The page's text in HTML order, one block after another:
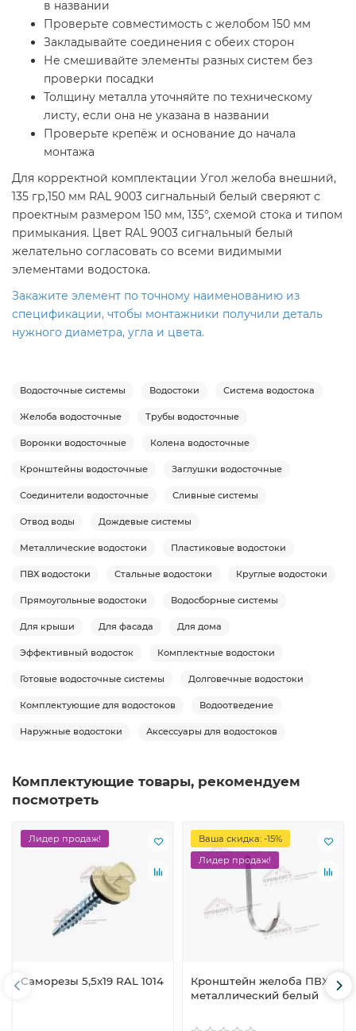
в названии
Проверьте совместимость с желобом 150 мм
Закладывайте соединения с обеих сторон
Не смешивайте элементы разных систем без
проверки посадки
Толщину металла уточняйте по техническому
листу, если она не указана в названии
Проверьте крепёж и основание до начала
монтажа
Для корректной комплектации Угол желоба внешний,
135 гр,150 мм RAL 9003 сигнальный белый сверяют с
проектным размером 150 мм, 135°, схемой стока и типом
примыкания. Цвет RAL 9003 сигнальный белый
желательно согласовать со всеми видимыми
элементами водостока.
Закажите элемент по точному наименованию из
спецификации, чтобы монтажники получили деталь
нужного диаметра, угла и цвета.
Водосточные системы Водостоки Система водостока
Желоба водосточные Трубы водосточные
Воронки водосточные Колена водосточные
Кронштейны водосточные Заглушки водосточные
Соединители водосточные Сливные системы
Отвод воды Дождевые системы
Металлические водостоки Пластиковые водостоки
ПВХ водостоки Стальные водостоки Круглые водостоки
Прямоугольные водостоки Водосборные системы
Для крыши Для фасада Для дома
Эффективный водосток Комплектные водостоки
Готовые водосточные системы Долговечные водостоки
Комплектующие для водостоков Водоотведение
Наружные водостоки Аксессуары для водостоков
Комплектующие товары, рекомендуем
посмотреть
Лидер продаж!
Саморезы 5,5х19 RAL 1014
Ваша скидка: -15%
Лидер продаж!
Кронштейн желоба ПВХ
металлический белый